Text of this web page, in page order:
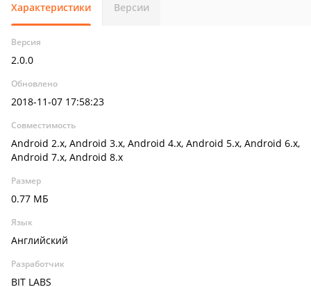
Характеристики Версии
Версия
2.0.0
Обновлено
2018-11-07 17:58:23
Совместимость
Android 2.x, Android 3.x, Android 4.x, Android 5.x, Android 6.x,
Android 7.x, Android 8.x
Размер
0.77 МБ
Язык
Английский
Разработчик
BIT LABS